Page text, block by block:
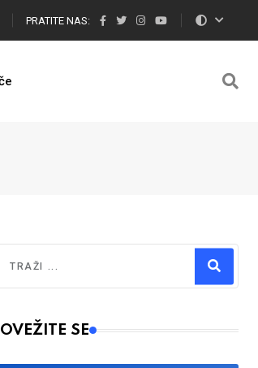
PRATITE NAS:
2 or more characters for results.
SE